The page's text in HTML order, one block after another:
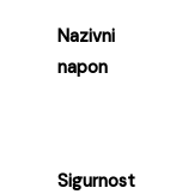
Nazivni
napon
Sigurnost